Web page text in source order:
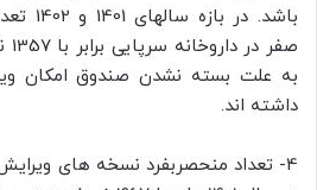
باشد.
به علت بسته نشدن صندوق امکان
داشته اند.
4- تعداد منحصربفرد نسخه های